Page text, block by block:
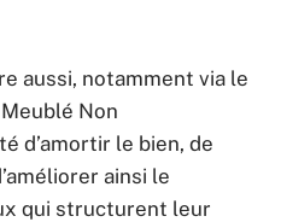
aussi, notamment via le
Non
d’amortir le bien, de
ainsi le
qui structurent leur